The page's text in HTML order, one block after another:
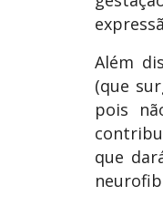
Além
(que
pois
que